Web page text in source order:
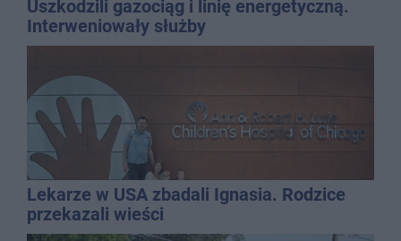
Uszkodzili gazociąg i linię energetyczną.
Interweniowały służby
Lekarze w USA zbadali Ignasia. Rodzice
przekazali wieści